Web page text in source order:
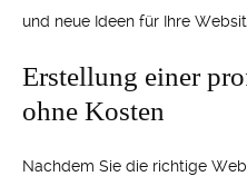
und neue Ideen für Ihre
Erstellung einer
ohne Kosten
Nachdem Sie die richtige